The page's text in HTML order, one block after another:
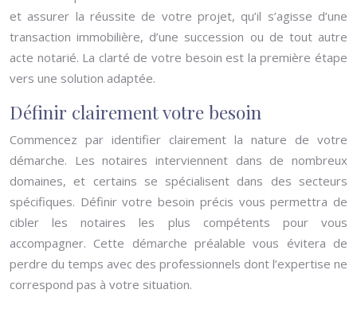
et assurer la réussite de votre projet, qu’il s’agisse d’une
transaction immobilière, d’une succession ou de tout autre
acte notarié. La clarté de votre besoin est la première étape
vers une solution adaptée.
Définir clairement votre besoin
Commencez par identifier clairement la nature de votre
démarche. Les notaires interviennent dans de nombreux
domaines, et certains se spécialisent dans des secteurs
spécifiques. Définir votre besoin précis vous permettra de
cibler les notaires les plus compétents pour vous
accompagner. Cette démarche préalable vous évitera de
perdre du temps avec des professionnels dont l’expertise ne
correspond pas à votre situation.